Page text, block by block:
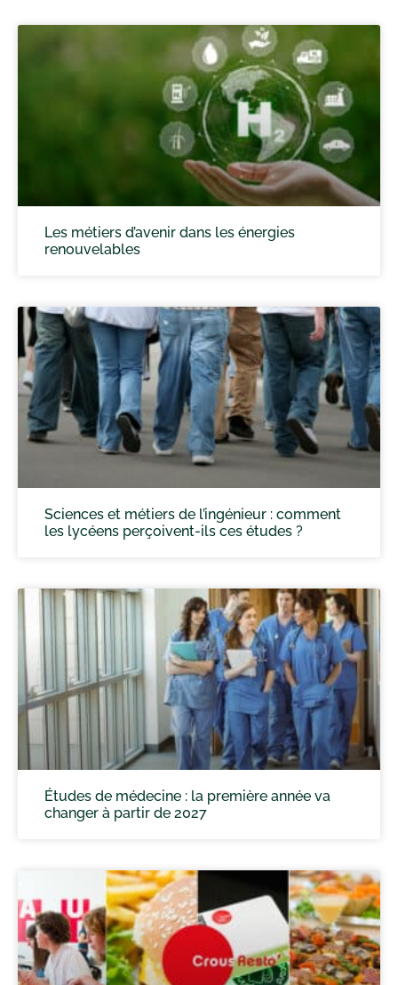
Les métiers d’avenir dans les énergies
renouvelables
Sciences et métiers de l’ingénieur : comment
les lycéens perçoivent-ils ces études ?
Études de médecine : la première année va
changer à partir de 2027